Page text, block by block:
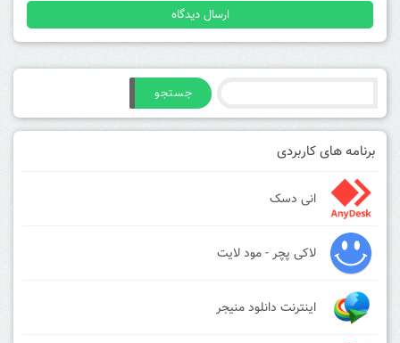
جستجو
برنامه های کاربردی
انی دسک
لاکی پچر - مود لایت
اینترنت دانلود منیجر